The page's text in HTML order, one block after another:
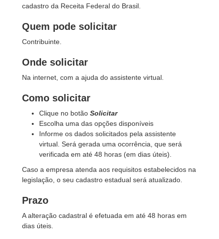
cadastro da Receita Federal do Brasil.
Quem pode solicitar
Contribuinte.
Onde solicitar
Na internet, com a ajuda do assistente virtual.
Como solicitar
Clique no botão Solicitar
Escolha uma das opções disponíveis
Informe os dados solicitados pela assistente
virtual. Será gerada uma ocorrência, que será
verificada em até 48 horas (em dias úteis).
Caso a empresa atenda aos requisitos estabelecidos na
legislação, o seu cadastro estadual será atualizado.
Prazo
A alteração cadastral é efetuada em até 48 horas em
dias úteis.